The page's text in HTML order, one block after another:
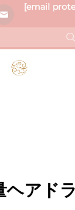
[email
ヘアド